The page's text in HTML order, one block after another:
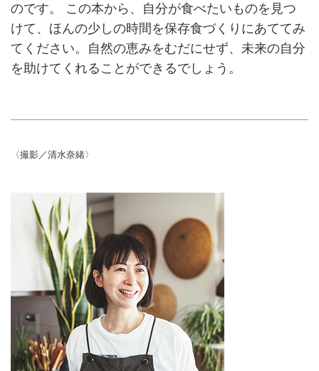
のです。 この本から、自分が食べたいものを見つ
けて、ほんの少しの時間を保存食づくりにあててみ
てください。自然の恵みをむだにせず、未来の自分
を助けてくれることができるでしょう。
〈撮影／清水奈緒〉